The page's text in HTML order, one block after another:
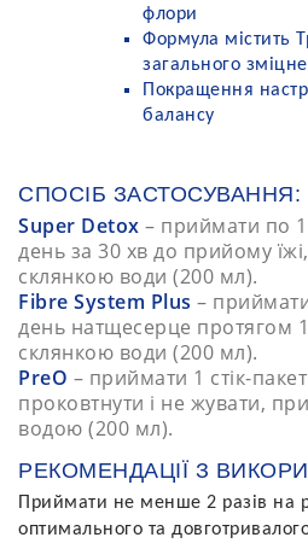
флори
Формула містить
загального
Покращення
балансу
СПОСІБ ЗАСТОСУВАННЯ:
Super Detox – приймати по 1
день за 30 хв до прийому
склянкою води (200 мл).
Fibre System Plus –
день натщесерце протягом
склянкою води (200 мл).
PreO – приймати 1 стік-
проковтнути і не жувати,
водою (200 мл).
РЕКОМЕНДАЦІЇ З
Приймати не менше 2 разів на
оптимального та